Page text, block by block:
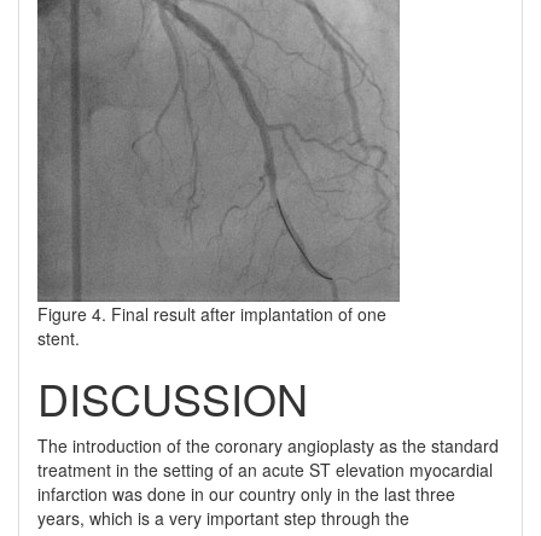
Figure 4. Final result after implantation of one
stent.
DISCUSSION
The introduction of the coronary angioplasty as the standard
treatment in the setting of an acute ST elevation myocardial
infarction was done in our country only in the last three
years, which is a very important step through the